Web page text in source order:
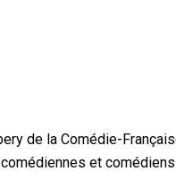
de la Comédie-
et comédiens